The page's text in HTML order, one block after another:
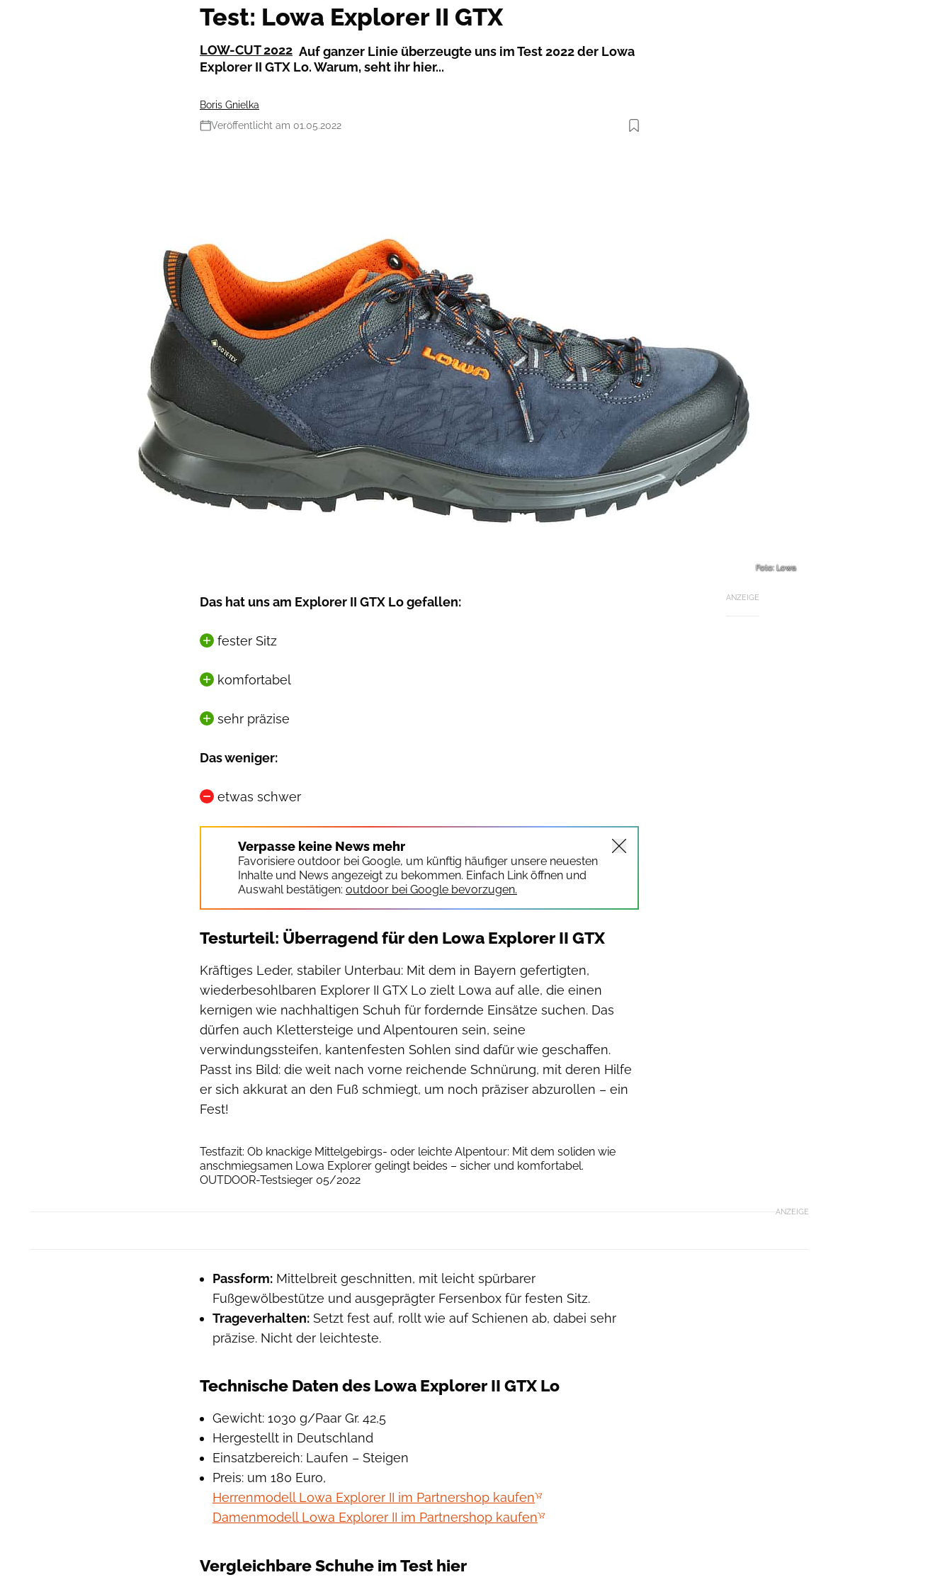
Test: Lowa Explorer II GTX
LOW-CUT 2022 Auf ganzer Linie überzeugte uns im Test 2022 der Lowa
Explorer II GTX Lo. Warum, seht ihr hier...
Boris Gnielka
Veröffentlicht am 01.05.2022
Foto: Lowa
ANZEIGE
Das hat uns am Explorer II GTX Lo gefallen:
fester Sitz
komfortabel
sehr präzise
Das weniger:
etwas schwer
Verpasse keine News mehr
Favorisiere outdoor bei Google, um künftig häufiger unsere neuesten
Inhalte und News angezeigt zu bekommen. Einfach Link öffnen und
Auswahl bestätigen: outdoor bei Google bevorzugen.
Testurteil: Überragend für den Lowa Explorer II GTX
Kräftiges Leder, stabiler Unterbau: Mit dem in Bayern gefertigten,
wiederbesohlbaren Explorer II GTX Lo zielt Lowa auf alle, die einen
kernigen wie nachhaltigen Schuh für fordernde Einsätze suchen. Das
dürfen auch Klettersteige und Alpentouren sein, seine
verwindungssteifen, kantenfesten Sohlen sind dafür wie geschaffen.
Passt ins Bild: die weit nach vorne reichende Schnürung, mit deren Hilfe
er sich akkurat an den Fuß schmiegt, um noch präziser abzurollen – ein
Fest!
Testfazit: Ob knackige Mittelgebirgs- oder leichte Alpentour: Mit dem soliden wie
anschmiegsamen Lowa Explorer gelingt beides – sicher und komfortabel.
OUTDOOR-Testsieger 05/2022
ANZEIGE
Passform: Mittelbreit geschnitten, mit leicht spürbarer
Fußgewölbestütze und ausgeprägter Fersenbox für festen Sitz.
Trageverhalten: Setzt fest auf, rollt wie auf Schienen ab, dabei sehr
präzise. Nicht der leichteste.
Technische Daten des Lowa Explorer II GTX Lo
Gewicht: 1030 g/Paar Gr. 42,5
Hergestellt in Deutschland
Einsatzbereich: Laufen – Steigen
Preis: um 180 Euro,
Herrenmodell Lowa Explorer II im Partnershop kaufen
Damenmodell Lowa Explorer II im Partnershop kaufen
Vergleichbare Schuhe im Test hier